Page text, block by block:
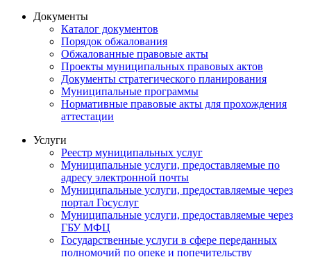
Документы
Каталог документов
Порядок обжалования
Обжалованные правовые акты
Проекты муниципальных правовых актов
Документы стратегического планирования
Муниципальные программы
Нормативные правовые акты для прохождения
аттестации
Услуги
Реестр муниципальных услуг
Муниципальные услуги, предоставляемые по
адресу электронной почты
Муниципальные услуги, предоставляемые через
портал Госуслуг
Муниципальные услуги, предоставляемые через
ГБУ МФЦ
Государственные услуги в сфере переданных
полномочий по опеке и попечительству